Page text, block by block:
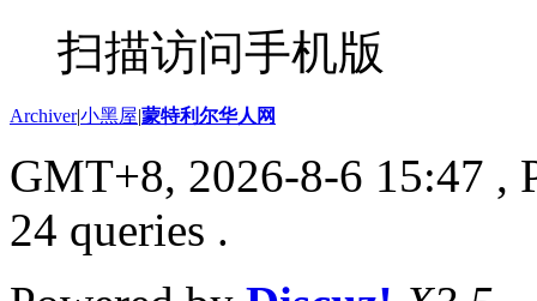
扫描访问手机版
Archiver|小黑屋|蒙特利尔华人网
GMT+8, 2026-8-6 15:47 ,
24 queries .